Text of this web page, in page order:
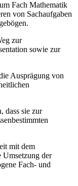
Fach Mathematik
von Sachaufgaben
zur
sowie zur
Ausprägung von
dass sie zur
mit dem
Umsetzung der
Fach- und